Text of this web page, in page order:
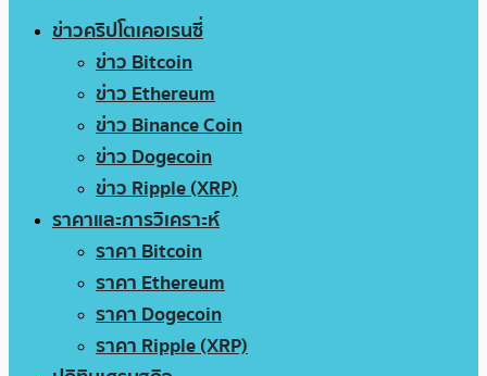
ข่าวคริปโตเคอเรนซี่
ข่าว Bitcoin
ข่าว Ethereum
ข่าว Binance Coin
ข่าว Dogecoin
ข่าว Ripple (XRP)
ราคาและการวิเคราะห์
ราคา Bitcoin
ราคา Ethereum
ราคา Dogecoin
ราคา Ripple (XRP)